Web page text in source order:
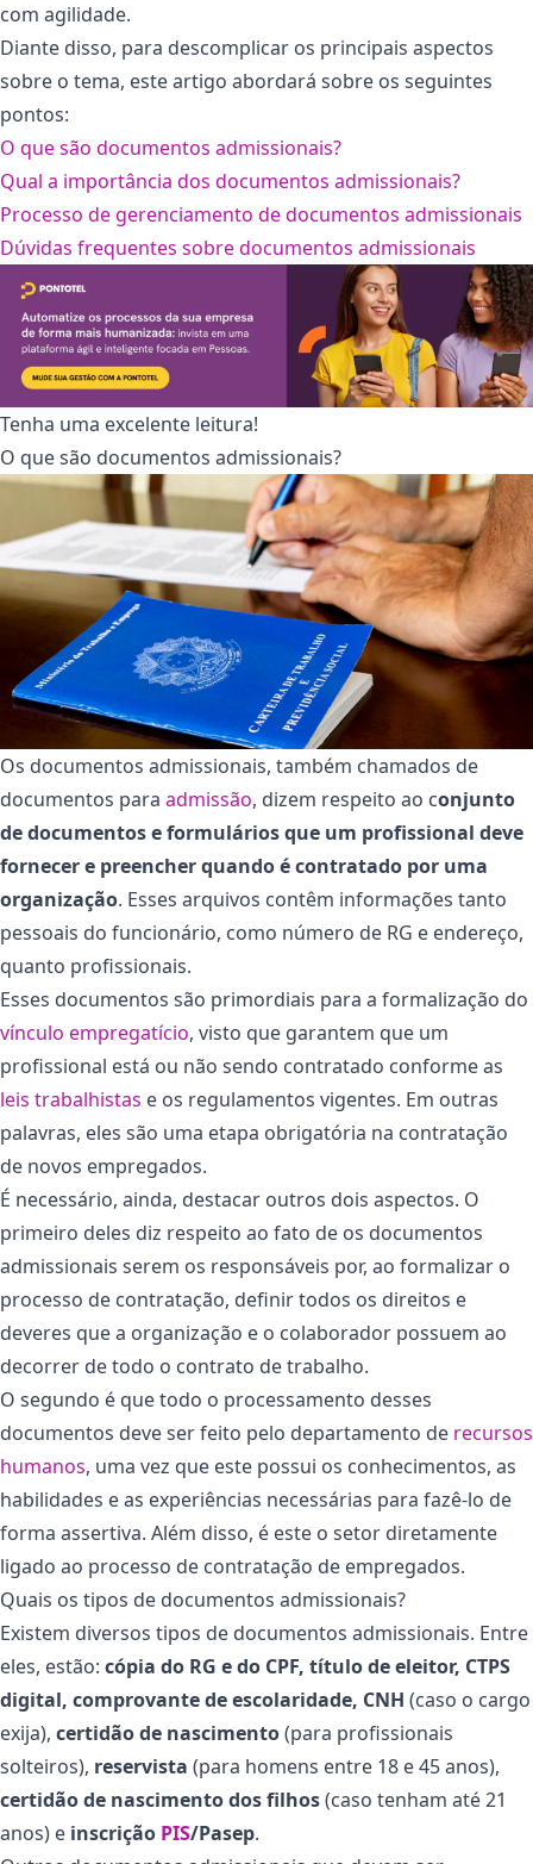
com agilidade.
Diante disso, para descomplicar os principais aspectos
sobre o tema, este artigo abordará sobre os seguintes
pontos:
O que são documentos admissionais?
Qual a importância dos documentos admissionais?
Processo de gerenciamento de documentos admissionais
Dúvidas frequentes sobre documentos admissionais
Tenha uma excelente leitura!
O que são documentos admissionais?
Os documentos admissionais, também chamados de
documentos para admissão, dizem respeito ao conjunto
de documentos e formulários que um profissional deve
fornecer e preencher quando é contratado por uma
organização. Esses arquivos contêm informações tanto
pessoais do funcionário, como número de RG e endereço,
quanto profissionais.
Esses documentos são primordiais para a formalização do
vínculo empregatício, visto que garantem que um
profissional está ou não sendo contratado conforme as
leis trabalhistas e os regulamentos vigentes. Em outras
palavras, eles são uma etapa obrigatória na contratação
de novos empregados.
É necessário, ainda, destacar outros dois aspectos. O
primeiro deles diz respeito ao fato de os documentos
admissionais serem os responsáveis por, ao formalizar o
processo de contratação, definir todos os direitos e
deveres que a organização e o colaborador possuem ao
decorrer de todo o contrato de trabalho.
O segundo é que todo o processamento desses
documentos deve ser feito pelo departamento de recursos
humanos, uma vez que este possui os conhecimentos, as
habilidades e as experiências necessárias para fazê-lo de
forma assertiva. Além disso, é este o setor diretamente
ligado ao processo de contratação de empregados.
Quais os tipos de documentos admissionais?
Existem diversos tipos de documentos admissionais. Entre
eles, estão: cópia do RG e do CPF, título de eleitor, CTPS
digital, comprovante de escolaridade, CNH (caso o cargo
exija), certidão de nascimento(para profissionais
solteiros), reservista (para homens entre 18 e 45 anos),
certidão de nascimento dos filhos(caso tenham até 21
anos) e inscrição PIS/Pasep.